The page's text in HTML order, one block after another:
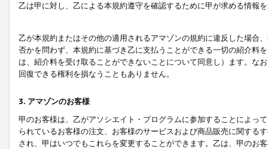
乙は甲に対し、乙による本規約遵守を確認するために甲が求める情報
乙が本規約またはその他の適用されるアマゾンの規約に違反した場合
否かを問わず、本規約に基づき乙に支払うことができる一切の紹介料
は、紹介料を受け取ることができないことについて同意し）ます。な
回復できる権利を損なうこともありません。
3. アマゾンのお客様
甲のお客様は、乙がアソシエイト・プログラムに参加することによっ
られているお客様の注文、お客様のサービスおよび商品販売に関する
され、甲はいつでもこれらを変更することができます。乙は、甲のお